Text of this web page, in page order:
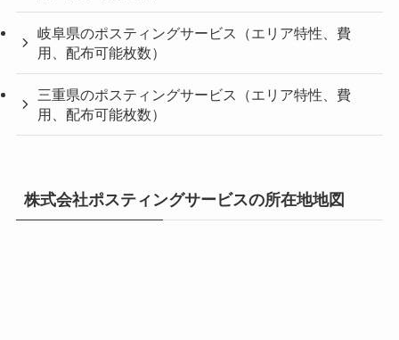
岐阜県のポスティングサービス（エリア特性、費
用、配布可能枚数）
三重県のポスティングサービス（エリア特性、費
用、配布可能枚数）
株式会社ポスティングサービスの所在地地図